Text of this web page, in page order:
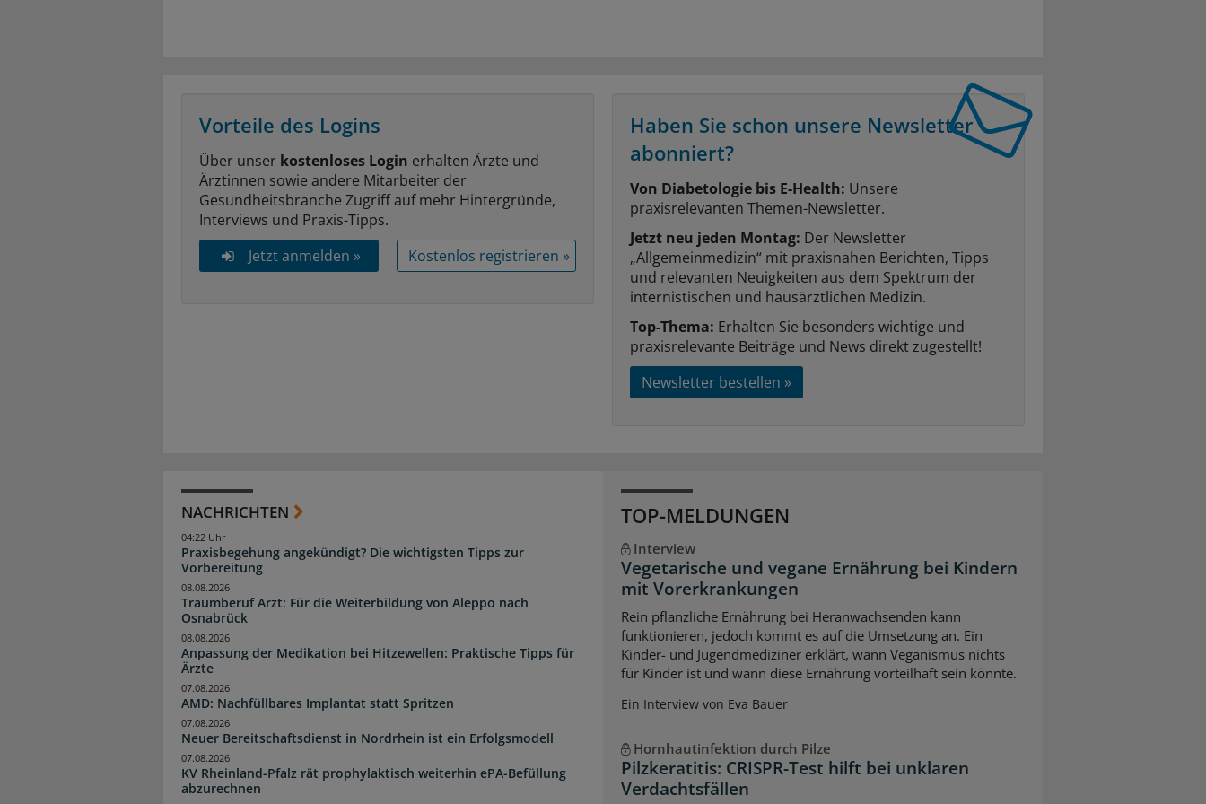
Vorteile des Logins
Über unser kostenloses Login erhalten Ärzte und
Ärztinnen sowie andere Mitarbeiter der
Gesundheitsbranche Zugriff auf mehr Hintergründe,
Interviews und Praxis-Tipps.
Jetzt anmelden »
Kostenlos registrieren »
Haben Sie schon unsere Newsletter
abonniert?
Von Diabetologie bis E-Health: Unsere
praxisrelevanten Themen-Newsletter.
Jetzt neu jeden Montag: Der Newsletter
„Allgemeinmedizin“ mit praxisnahen Berichten, Tipps
und relevanten Neuigkeiten aus dem Spektrum der
internistischen und hausärztlichen Medizin.
Top-Thema: Erhalten Sie besonders wichtige und
praxisrelevante Beiträge und News direkt zugestellt!
Newsletter bestellen »
NACHRICHTEN
Praxisbegehung angekündigt? Die wichtigsten Tipps zur
Vorbereitung
04:22 Uhr
Traumberuf Arzt: Für die Weiterbildung von Aleppo nach
Osnabrück
08.08.2026
Anpassung der Medikation bei Hitzewellen: Praktische Tipps für
Ärzte
08.08.2026
AMD: Nachfüllbares Implantat statt Spritzen
07.08.2026
Neuer Bereitschaftsdienst in Nordrhein ist ein Erfolgsmodell
07.08.2026
KV Rheinland-Pfalz rät prophylaktisch weiterhin ePA-Befüllung
abzurechnen
07.08.2026
TOP-MELDUNGEN
Interview
Vegetarische und vegane Ernährung bei Kindern
mit Vorerkrankungen
Rein pflanzliche Ernährung bei Heranwachsenden kann
funktionieren, jedoch kommt es auf die Umsetzung an. Ein
Kinder- und Jugendmediziner erklärt, wann Veganismus nichts
für Kinder ist und wann diese Ernährung vorteilhaft sein könnte.
Ein Interview von Eva Bauer
Hornhautinfektion durch Pilze
Pilzkeratitis: CRISPR-Test hilft bei unklaren
Verdachtsfällen